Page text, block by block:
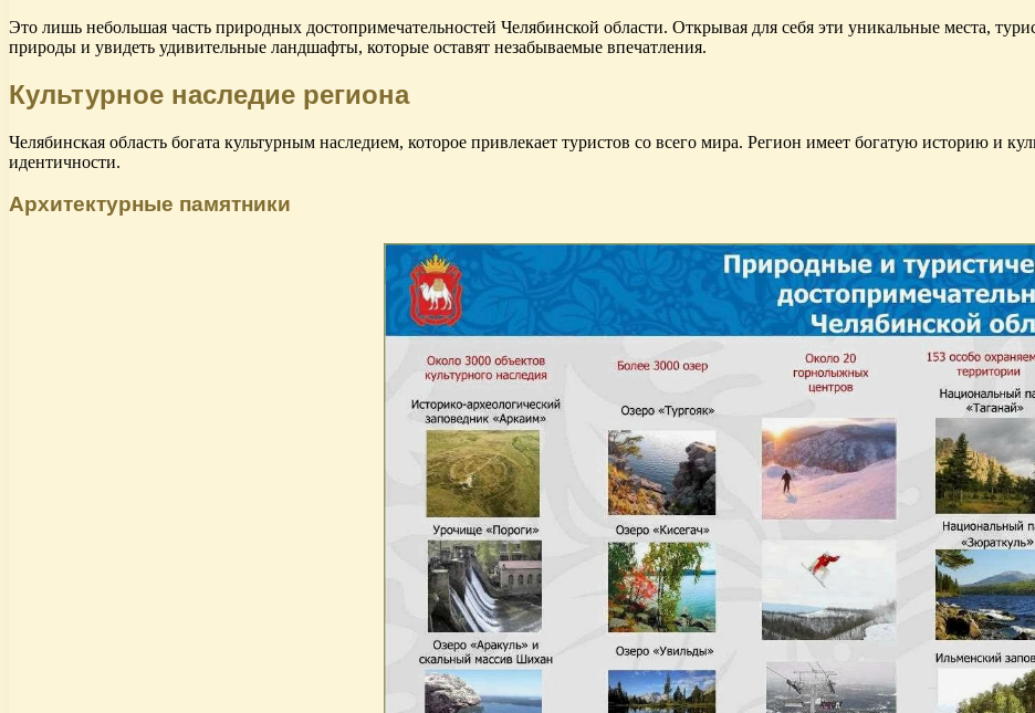
Это лишь небольшая часть природных достопримечательностей Челябинской области. Открывая для себя эти уникальные места,
природы и увидеть удивительные ландшафты, которые оставят незабываемые впечатления.
Культурное наследие региона
Челябинская область богата культурным наследием, которое привлекает туристов со всего мира. Регион имеет богатую историю и
идентичности.
Архитектурные памятники